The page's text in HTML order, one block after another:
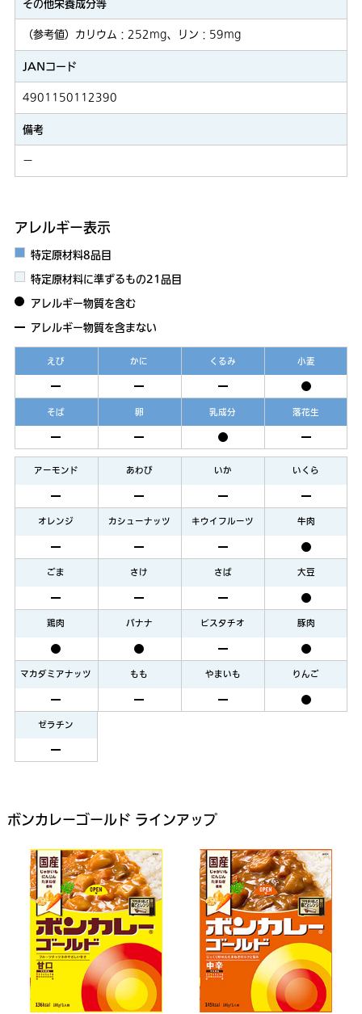
その他栄養成分等
（参考値）カリウム：252mg、リン：59mg
JANコード
4901150112390
備考
－
アレルギー表示
特定原材料8品目
特定原材料に準ずるもの21品目
アレルギー物質を含む
アレルギー物質を含まない
えび かに くるみ 小麦
そば 卵 乳成分 落花生
アーモンド あわび いか いくら
オレンジ カシューナッツ キウイフルーツ 牛肉
ごま さけ さば 大豆
鶏肉 バナナ ピスタチオ 豚肉
マカダミアナッツ もも やまいも りんご
ゼラチン
ボンカレーゴールド ラインアップ